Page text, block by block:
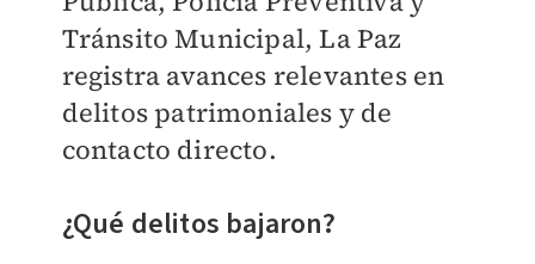
Tránsito Municipal, La Paz
registra avances relevantes en
delitos patrimoniales y de
contacto directo.
¿Qué delitos bajaron?